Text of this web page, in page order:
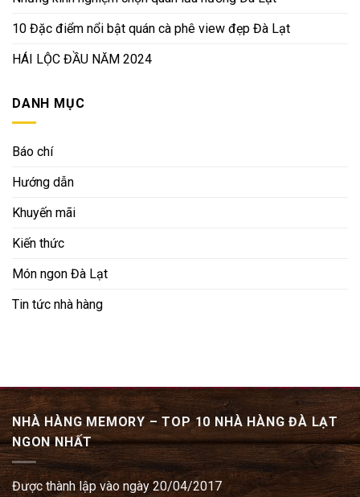
10 Đặc điểm nổi bật quán cà phê view đẹp Đà Lạt
HÁI LỘC ĐẦU NĂM 2024
DANH MỤC
Báo chí
Hướng dẫn
Khuyến mãi
Kiến thức
Món ngon Đà Lạt
Tin tức nhà hàng
NHÀ HÀNG MEMORY – TOP 10 NHÀ HÀNG ĐÀ LẠT
NGON NHẤT
Được thành lập vào ngày 20/04/2017